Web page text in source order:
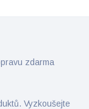
zdarma
Vyzkoušejte